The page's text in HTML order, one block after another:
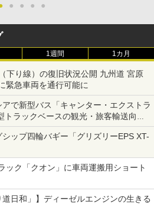
● ● ● ●
1週間 1カ月
下り線）の復旧状況公開 九州道 宮原
緊急車両を通行可能に
で新型バス「キャンター・エクストラ
ラックベースの観光・旅客輸送向け
ップ四輪バギー「グリズリーEPS XT-
ック「クオン」に車両運搬用ショート
道日和」】ディーゼルエンジンの生きる